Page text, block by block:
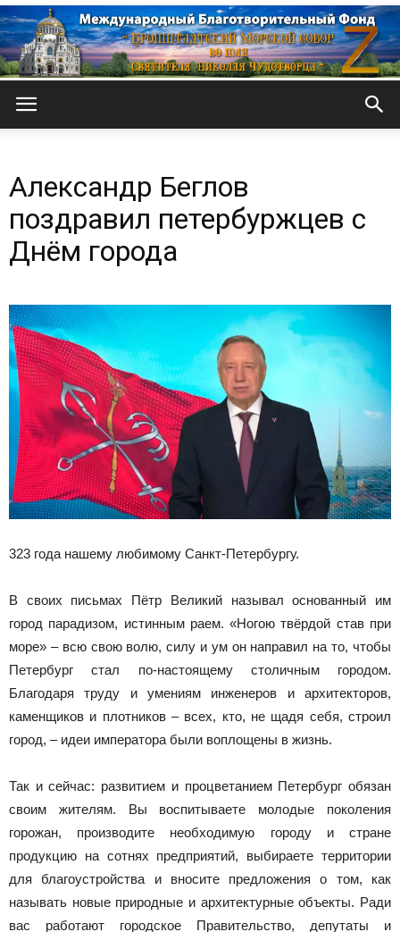
Морской
Александр Беглов
поздравил петербуржцев с
Днём города
323 года нашему любимому Санкт‑Петербургу.
В своих письмах Пётр Великий называл основанный им
город парадизом, истинным раем. «Ногою твёрдой став при
море» – всю свою волю, силу и ум он направил на то, чтобы
Петербург стал по‑настоящему столичным городом.
Благодаря труду и умениям инженеров и архитекторов,
каменщиков и плотников – всех, кто, не щадя себя, строил
город, – идеи императора были воплощены в жизнь.
Так и сейчас: развитием и процветанием Петербург обязан
своим жителям. Вы воспитываете молодые поколения
горожан, производите необходимую городу и стране
продукцию на сотнях предприятий, выбираете территории
для благоустройства и вносите предложения о том, как
называть новые природные и архитектурные объекты. Ради
вас работают городское Правительство, депутаты и